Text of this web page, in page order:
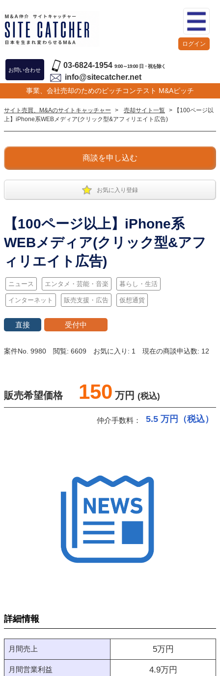
お問い合わせ
03-6824-1954 9:00～19:00 日・祝を除く
info@sitecatcher.net
事業、会社売却のためのピッチコンテスト M&Aピッチ
ログイン
サイト売買、M&Aのサイトキャッチャー > 売却サイト一覧 > 【100ページ以
上】iPhone系WEBメディア(クリック型&アフィリエイト広告)
商談を申し込む
お気に入り登録
【100ページ以上】iPhone系
WEBメディア(クリック型&アフ
ィリエイト広告)
ニュース エンタメ・芸能・音楽 暮らし・生活
インターネット 販売支援・広告 仮想通貨
直接 受付中
案件No. 9980 閲覧: 6609 お気に入り: 1 現在の商談申込数: 12
販売希望価格 150 万円 (税込)
仲介手数料： 5.5 万円（税込）
詳細情報
月間売上 5万円
月間営業利益 4.9万円